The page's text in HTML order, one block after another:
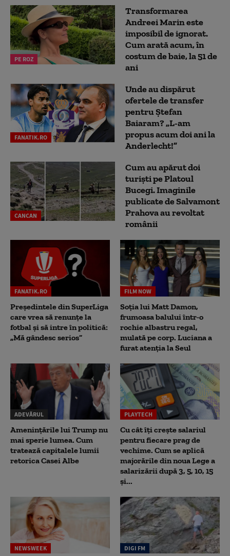
PE ROZ
Transformarea
Andreei Marin este
imposibil de ignorat.
Cum arată acum, în
costum de baie, la 51 de
ani
FANATIK.RO
Unde au dispărut
ofertele de transfer
pentru Ștefan
Baiaram? „L-am
propus acum doi ani la
Anderlecht!”
CANCAN
Cum au apărut doi
turiști pe Platoul
Bucegi. Imaginile
publicate de Salvamont
Prahova au revoltat
românii
FANATIK.RO
Președintele din SuperLiga
care vrea să renunțe la
fotbal și să intre în politică:
„Mă gândesc serios”
FILM NOW
Soția lui Matt Damon,
frumoasa balului într-o
rochie albastru regal,
mulată pe corp. Luciana a
furat atenția la Seul
ADEVĂRUL
Amenințările lui Trump nu
mai sperie lumea. Cum
tratează capitalele lumii
retorica Casei Albe
PLAYTECH
Cu cât îți crește salariul
pentru fiecare prag de
vechime. Cum se aplică
majorările din noua Lege a
salarizării după 3, 5, 10, 15
și...
NEWSWEEK DIGI FM